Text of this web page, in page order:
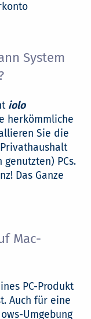
System
iolo
herkömmliche
Sie die
PCs.
Das Ganze
Mac-
PC-Produkt
Auch für eine
Umgebung